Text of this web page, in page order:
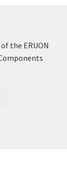
the ERUON